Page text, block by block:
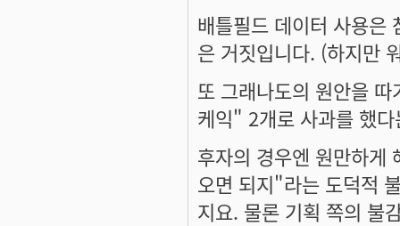
배틀필드 데이터 사용은
은 거짓입니다. (하지만
또 그래나도의 원안을
케익" 2개로 사과를 했
후자의 경우엔 원만하게
오면 되지"라는 도덕적
지요. 물론 기획 쪽의 불